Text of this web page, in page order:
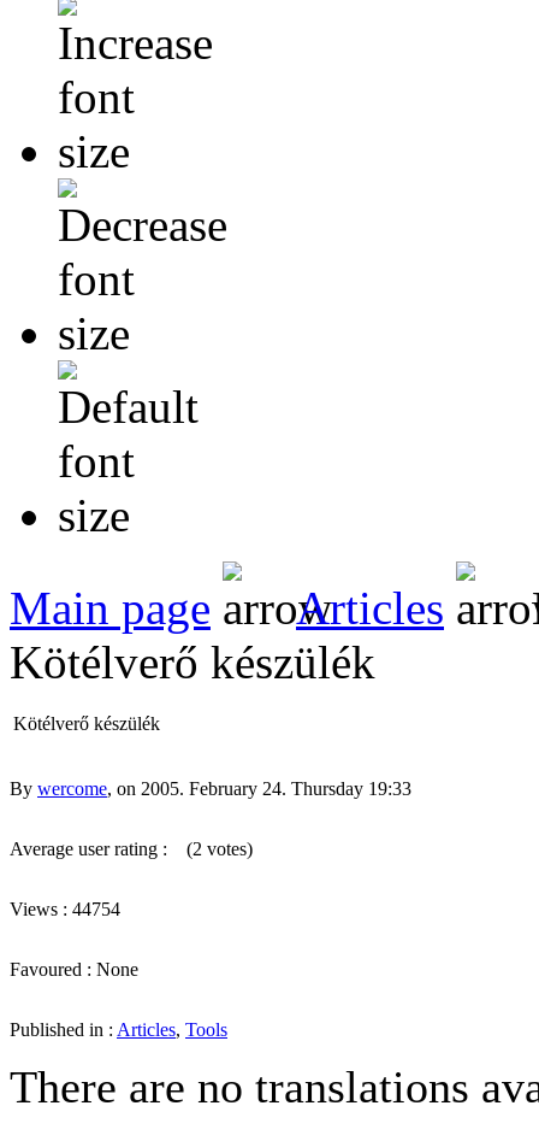
Main page Articles
Kötélverő készülék
Kötélverő készülék
By wercome, on 2005. February 24. Thursday 19:33
Average user rating : (2 votes)
Views : 44754
Favoured : None
Published in : Articles, Tools
There are no translations